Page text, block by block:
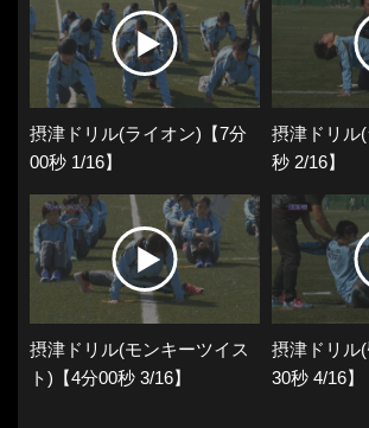
摂津ドリル(ライオン)【7分
00秒 1/16】
摂津ドリル
秒 2/16】
摂津ドリル(モンキーツイス
ト)【4分00秒 3/16】
摂津ドリル
30秒 4/16】